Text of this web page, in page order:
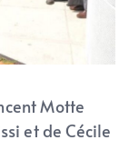
Motte
et de Cécile